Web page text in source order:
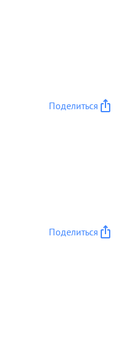
Поделиться
Поделиться